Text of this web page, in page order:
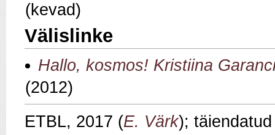
(kevad)
Välislinke
Hallo, kosmos! Kristiina
(2012)
ETBL, 2017 (E. Värk);